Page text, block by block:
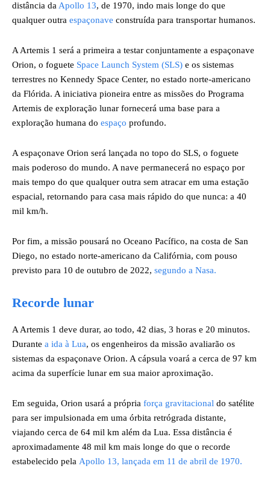
distância da Apollo 13, de 1970, indo mais longe do que
qualquer outra espaçonave construída para transportar humanos.
A Artemis 1 será a primeira a testar conjuntamente a espaçonave
Orion, o foguete Space Launch System (SLS) e os sistemas
terrestres no Kennedy Space Center, no estado norte-americano
da Flórida. A iniciativa pioneira entre as missões do Programa
Artemis de exploração lunar fornecerá uma base para a
exploração humana do espaço profundo.
A espaçonave Orion será lançada no topo do SLS, o foguete
mais poderoso do mundo. A nave permanecerá no espaço por
mais tempo do que qualquer outra sem atracar em uma estação
espacial, retornando para casa mais rápido do que nunca: a 40
mil km/h.
Por fim, a missão pousará no Oceano Pacífico, na costa de San
Diego, no estado norte-americano da Califórnia, com pouso
previsto para 10 de outubro de 2022, segundo a Nasa.
Recorde lunar
A Artemis 1 deve durar, ao todo, 42 dias, 3 horas e 20 minutos.
Durante a ida à Lua, os engenheiros da missão avaliarão os
sistemas da espaçonave Orion. A cápsula voará a cerca de 97 km
acima da superfície lunar em sua maior aproximação.
Em seguida, Orion usará a própria força gravitacional do satélite
para ser impulsionada em uma órbita retrógrada distante,
viajando cerca de 64 mil km além da Lua. Essa distância é
aproximadamente 48 mil km mais longe do que o recorde
estabelecido pela Apollo 13, lançada em 11 de abril de 1970.